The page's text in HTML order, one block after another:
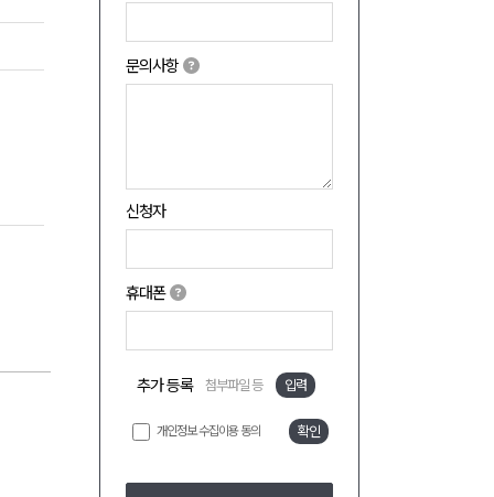
문의사항
신청자
휴대폰
추가 등록 첨부파일 등 입력
개인정보 수집이용 동의 확인